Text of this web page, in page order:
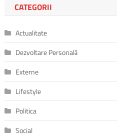
CATEGORII
Actualitate
Dezvoltare Personală
Externe
Lifestyle
Politica
Social